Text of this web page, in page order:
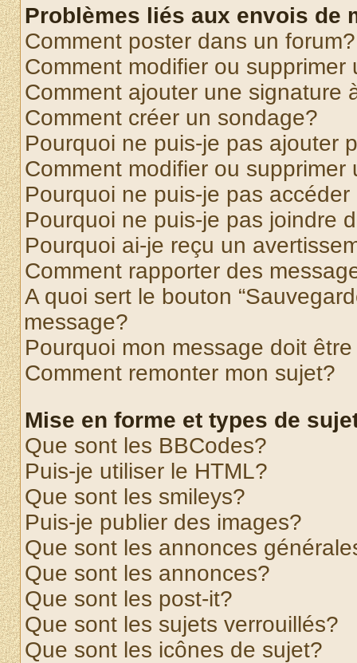
Problèmes liés aux envois de
Comment poster dans un forum?
Comment modifier ou supprimer
Comment ajouter une signature
Comment créer un sondage?
Pourquoi ne puis-je pas ajouter
Comment modifier ou supprimer
Pourquoi ne puis-je pas
Pourquoi ne puis-je pas joindre
Pourquoi ai-je reçu un
Comment rapporter des
A quoi sert le bouton
message?
Pourquoi mon message doit
Comment remonter mon sujet?
Mise en forme et types de
Que sont les BBCodes?
Puis-je utiliser le HTML?
Que sont les smileys?
Puis-je publier des images?
Que sont les annonces
Que sont les annonces?
Que sont les post-it?
Que sont les sujets verrouillés?
Que sont les icônes de sujet?